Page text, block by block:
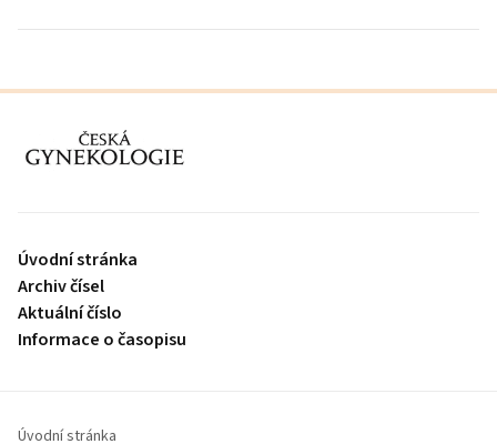
proLékaře.cz
Úvodní stránka
Archiv čísel
Aktuální číslo
Informace o časopisu
Úvodní stránka